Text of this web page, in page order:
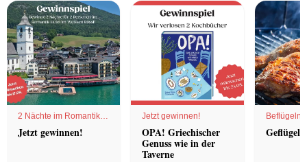
2 Nächte im Romantik
Jetzt gewinnen!
Jetzt gewinnen!
OPA! Griechischer
Genuss wie in der
Taverne
Geflügel